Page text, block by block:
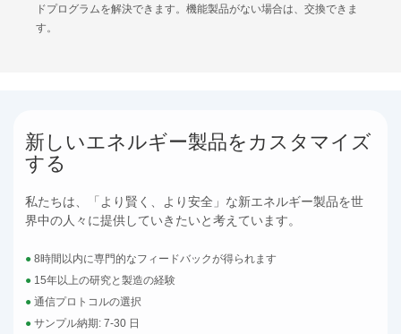
ドプログラムを解決できます。機能製品がない場合は、交換できま
す。
新しいエネルギー製品をカスタマイズ
する
私たちは、「より賢く、より安全」な新エネルギー製品を世
界中の人々に提供していきたいと考えています。
●8時間以内に専門的なフィードバックが得られます
● 15年以上の研究と製造の経験
●通信プロトコルの選択
●サンプル納期: 7-30 日